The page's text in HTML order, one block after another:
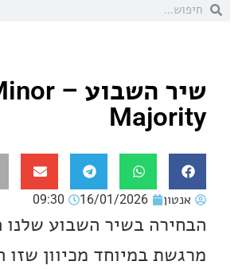
שיר השבוע – Minor
16/01/2026
09:30
בשיר השבוע שלנו הפעם היא
במיוחד מכיוון שזו הבחירה